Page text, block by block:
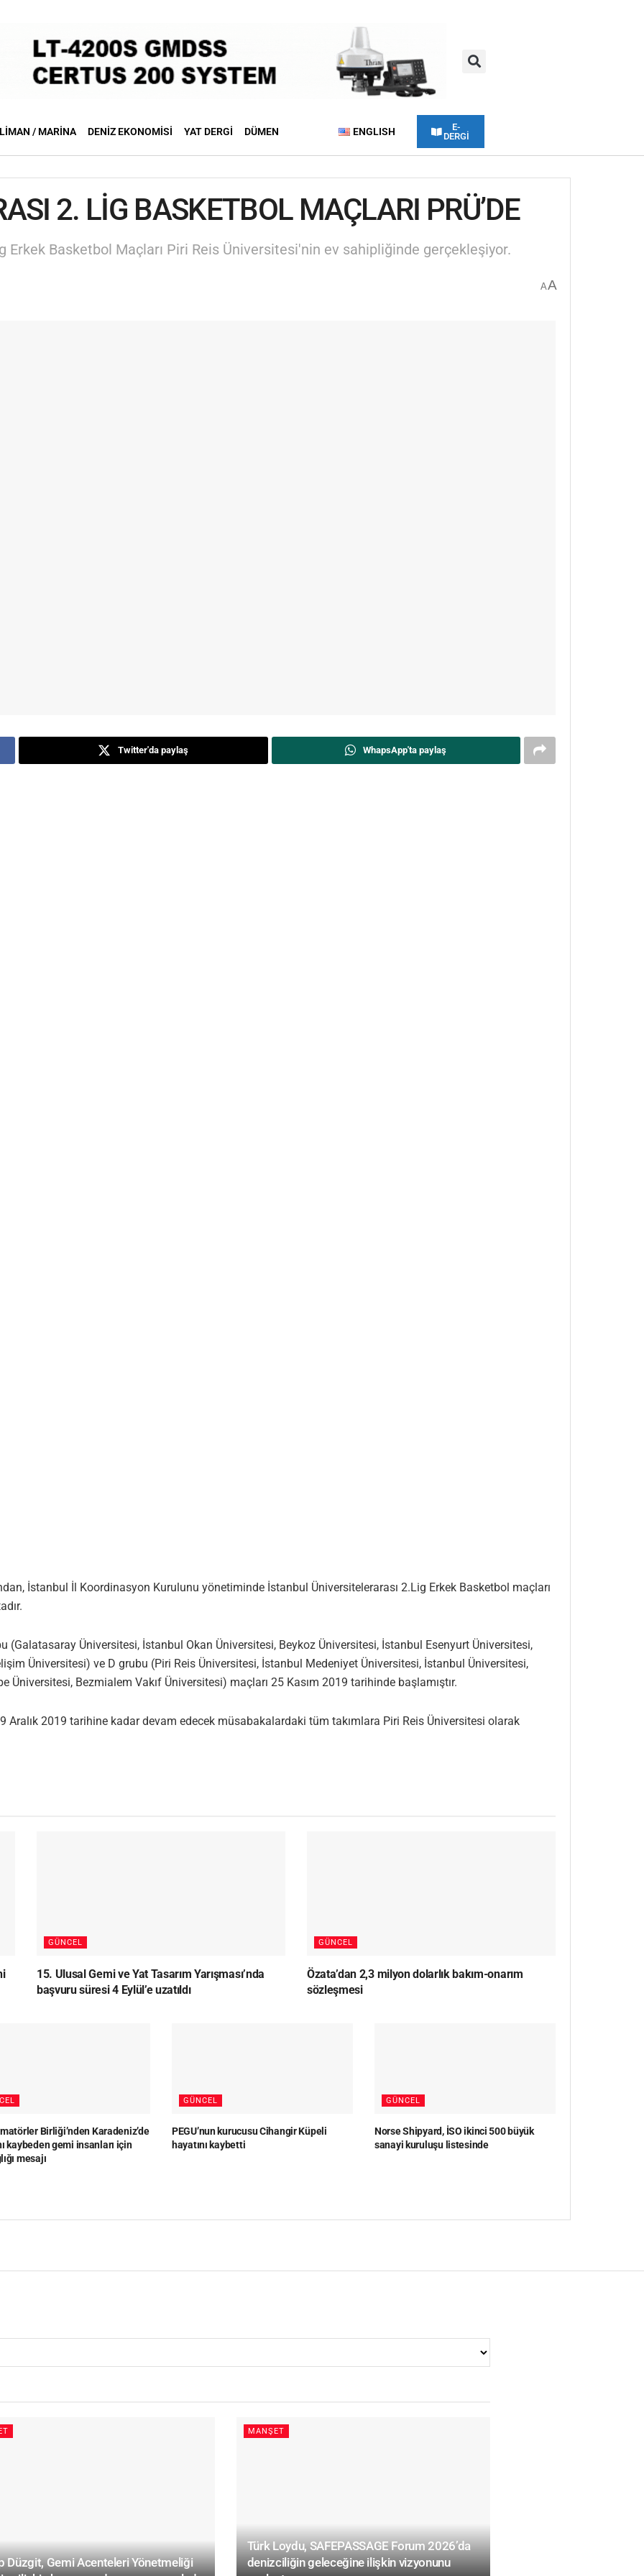
LIMAN / MARINA DENIZ EKONOMISI YAT DERGI DÜMEN ENGLISH
E-
DERGİ
2. LİG BASKETBOL MAÇLARI PRÜ’DE
Erkek Basketbol Maçları Piri Reis Üniversitesi'nin ev sahipliğinde gerçekleşiyor.
AA
Twitter'da paylaş WhapsApp'ta paylaş
İstanbul İl Koordinasyon Kurulunu yönetiminde İstanbul Üniversitelerarası 2.Lig Erkek Basketbol maçları
(Galatasaray Üniversitesi, İstanbul Okan Üniversitesi, Beykoz Üniversitesi, İstanbul Esenyurt Üniversitesi,
Üniversitesi) ve D grubu (Piri Reis Üniversitesi, İstanbul Medeniyet Üniversitesi, İstanbul Üniversitesi,
Üniversitesi, Bezmialem Vakıf Üniversitesi) maçları 25 Kasım 2019 tarihinde başlamıştır.
Aralık 2019 tarihine kadar devam edecek müsabakalardaki tüm takımlara Piri Reis Üniversitesi olarak
GÜNCEL
15. Ulusal Gemi ve Yat Tasarım Yarışması’nda
başvuru süresi 4 Eylül’e uzatıldı
GÜNCEL
Özata’dan 2,3 milyon dolarlık bakım-onarım
sözleşmesi
Birliği’nden Karadeniz’de
kaybeden gemi insanları için
mesajı
GÜNCEL
PEGU’nun kurucusu Cihangir Küpeli
hayatını kaybetti
GÜNCEL
Norse Shipyard, İSO ikinci 500 büyük
sanayi kuruluşu listesinde
Düzgit, Gemi Acenteleri Yönetmeliği
MANŞET
Türk Loydu, SAFEPASSAGE Forum 2026’da
denizciliğin geleceğine ilişkin vizyonunu